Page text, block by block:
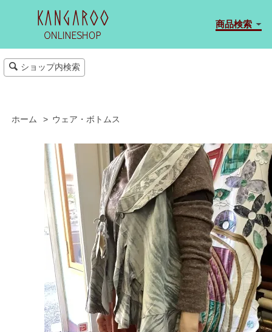
商品検索
ショップ内検索
ホーム > ウェア・ボトムス